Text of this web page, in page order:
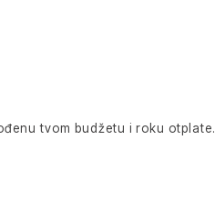
tvom budžetu i roku otplate.